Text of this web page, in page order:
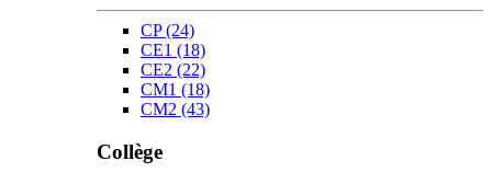
CP(24)
CE1 (18)
CE2 (22)
CM1 (18)
CM2 (43)
Collège